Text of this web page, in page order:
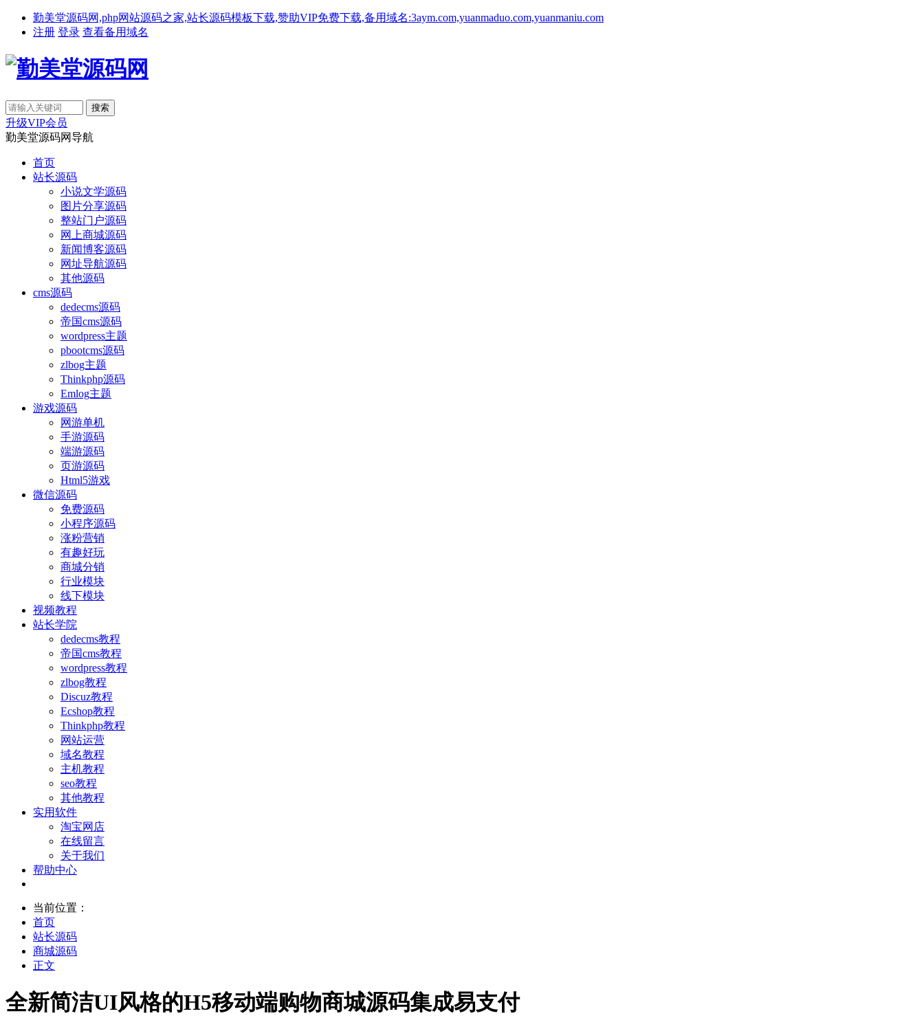
勤美堂源码网,php网站源码之家,站长源码模板下载,赞助VIP免费下载,备用域名:3aym.com,yuanmaduo.com,yuanmaniu.com
注册 登录 查看备用域名
升级VIP会员
勤美堂源码网导航
首页
站长源码
小说文学源码
图片分享源码
整站门户源码
网上商城源码
新闻博客源码
网址导航源码
其他源码
cms源码
dedecms源码
帝国cms源码
wordpress主题
pbootcms源码
zlbog主题
Thinkphp源码
Emlog主题
游戏源码
网游单机
手游源码
端游源码
页游源码
Html5游戏
微信源码
免费源码
小程序源码
涨粉营销
有趣好玩
商城分销
行业模块
线下模块
视频教程
站长学院
dedecms教程
帝国cms教程
wordpress教程
zlbog教程
Discuz教程
Ecshop教程
Thinkphp教程
网站运营
域名教程
主机教程
seo教程
其他教程
实用软件
淘宝网店
在线留言
关于我们
帮助中心
当前位置：
首页
站长源码
商城源码
正文
全新简洁UI风格的H5移动端购物商城源码集成易支付